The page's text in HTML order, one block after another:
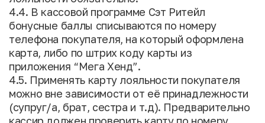
4.4. В кассовой программе Сэт Ритейл
бонусные баллы списываются по номеру
телефона покупателя, на который оформлена
карта, либо по штрих коду карты из
приложения “Мега Хенд”.
4.5. Применять карту лояльности покупателя
можно вне зависимости от её принадлежности
(супруг/а, брат, сестра и т.д). Предварительно